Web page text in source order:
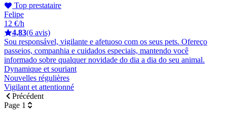
Top prestataire
Felipe
12 €/h
4,83(6 avis)
Sou responsável, vigilante e afetuoso com os seus pets. Ofereço
passeios, companhia e cuidados especiais, mantendo você
informado sobre qualquer novidade do dia a dia do seu animal.
Dynamique et souriant
Nouvelles régulières
Vigilant et attentionné
Précédent
Page 1